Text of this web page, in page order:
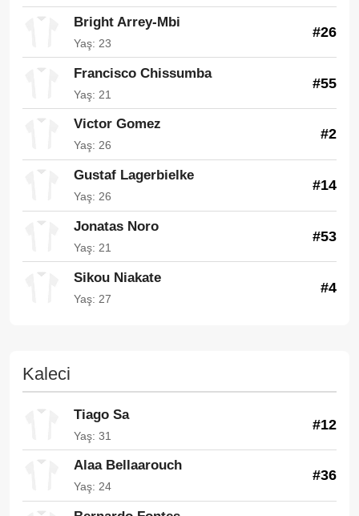
Bright Arrey-Mbi
Yaş: 23
#26
Francisco Chissumba
Yaş: 21
#55
Victor Gomez
Yaş: 26
#2
Gustaf Lagerbielke
Yaş: 26
#14
Jonatas Noro
Yaş: 21
#53
Sikou Niakate
Yaş: 27
#4
Kaleci
Tiago Sa
Yaş: 31
#12
Alaa Bellaarouch
Yaş: 24
#36